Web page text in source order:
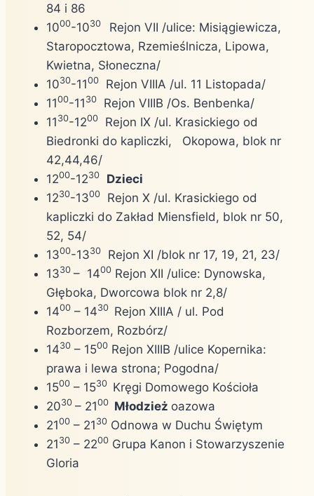
84 i 86
1000-1030 Rejon VII /ulice: Misiągiewicza,
Staropocztowa, Rzemieślnicza, Lipowa,
Kwietna, Słoneczna/
1030-1100
Rejon VIIIA /ul. 11 Listopada/
1100-11 30
Rejon VIIIB /Os. Benbenka/
11 30-1200
Rejon IX /ul. Krasickiego od
Biedronki do kapliczki, Okopowa, blok nr
42,44,46/
1200-1230
Dzieci
1230-1300
Rejon X /ul. Krasickiego od
kapliczki do Zakład Miensfield, blok nr 50,
52, 54/
1300-1330
Rejon XI /blok nr 17, 19, 21, 23/
1330 – 1400 Rejon XII /ulice: Dynowska,
Głęboka, Dworcowa blok nr 2,8/
1400 – 1430 Rejon XIIIA / ul. Pod
Rozborzem, Rozbórz/
1430 – 1500 Rejon XIIIB /ulice Kopernika:
prawa i lewa strona; Pogodna/
1500 – 1530 Kręgi Domowego Kościoła
2030 – 2100 Młodzież oazowa
2100 – 21 30 Odnowa w Duchu Świętym
21 30 – 2200 Grupa Kanon i Stowarzyszenie
Gloria